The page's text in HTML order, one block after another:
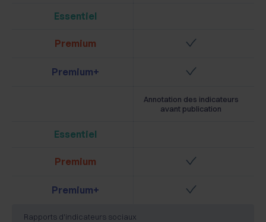
Essentiel
Premium
Premium+
Annotation des indicateurs
avant publication
Essentiel
Premium
Premium+
Rapports d'indicateurs sociaux